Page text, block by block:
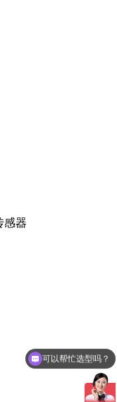
可以帮忙选型吗？